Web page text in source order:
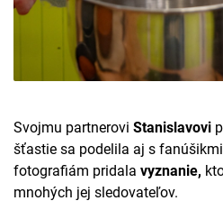
Svojmu partnerovi Stanislavovi
šťastie sa podelila aj s
fotografiám pridala vyznanie,
mnohých jej sledovateľov.